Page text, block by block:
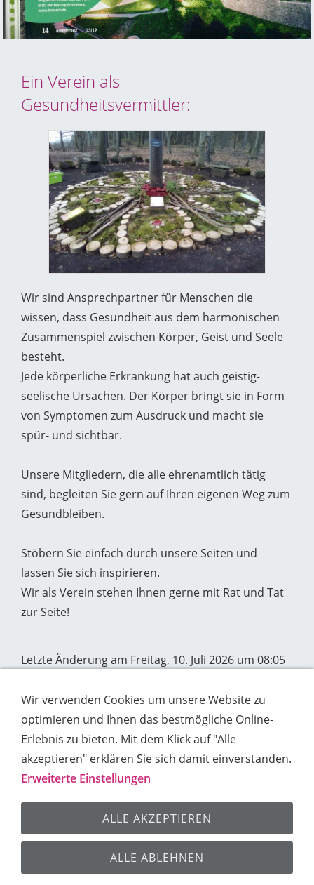
Ein Verein als
Gesundheitsvermittler:
Wir sind Ansprechpartner für Menschen die
wissen, dass Gesundheit aus dem harmonischen
Zusammenspiel zwischen Körper, Geist und Seele
besteht.
Jede körperliche Erkrankung hat auch geistig-
seelische Ursachen. Der Körper bringt sie in Form
von Symptomen zum Ausdruck und macht sie
spür- und sichtbar.
Unsere Mitgliedern, die alle ehrenamtlich tätig
sind, begleiten Sie gern auf Ihren eigenen Weg zum
Gesundbleiben.
Stöbern Sie einfach durch unsere Seiten und
lassen Sie sich inspirieren.
Wir als Verein stehen Ihnen gerne mit Rat und Tat
zur Seite!
Letzte Änderung am Freitag, 10. Juli 2026 um 08:05
Kontakt Datenschutz
© 2026 Ganzheitliche Gesundheit Lorenga® e.V.
Wir verwenden Cookies um unsere Website zu
optimieren und Ihnen das bestmögliche Online-
Erlebnis zu bieten. Mit dem Klick auf "Alle
akzeptieren" erklären Sie sich damit einverstanden.
Erweiterte Einstellungen
ALLE AKZEPTIEREN
ALLE ABLEHNEN